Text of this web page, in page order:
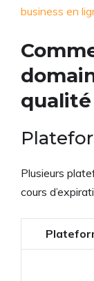
business en
qualité
Plusieurs
cours